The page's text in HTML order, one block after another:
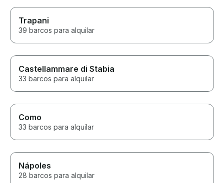
Trapani
39 barcos para alquilar
Castellammare di Stabia
33 barcos para alquilar
Como
33 barcos para alquilar
Nápoles
28 barcos para alquilar